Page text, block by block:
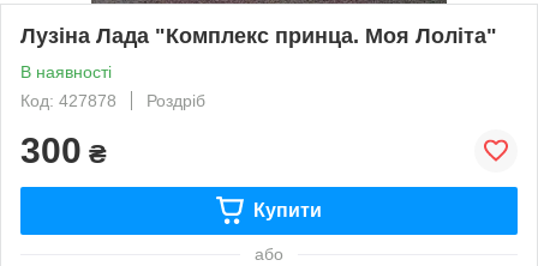
Лузіна Лада "Комплекс принца. Моя Лоліта"
В наявності
Код: 427878
Роздріб
300 ₴
Купити
або